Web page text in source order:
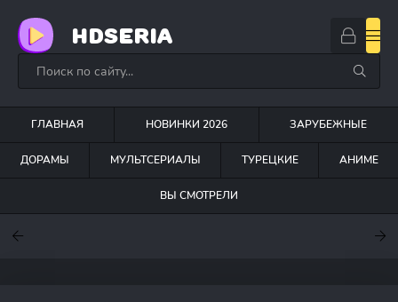
HDSERIA
ГЛАВНАЯ НОВИНКИ 2026 ЗАРУБЕЖНЫЕ
ДОРАМЫ МУЛЬТСЕРИАЛЫ ТУРЕЦКИЕ АНИМЕ
ВЫ СМОТРЕЛИ